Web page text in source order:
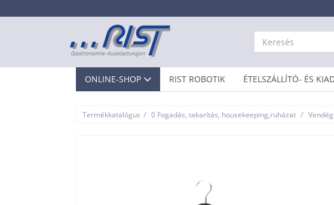
ONLINE-SHOP RIST ROBOTIK ÉTELSZÁLLÍTÓ- ÉS
Termékkatalógus / 0 Fogadás, takarítás, housekeeping,ruházat /